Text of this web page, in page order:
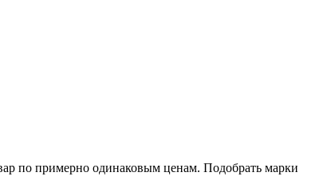
по примерно одинаковым ценам. Подобрать марки